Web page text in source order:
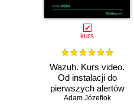
kurs
Wazuh. Kurs video.
Od instalacji do
pierwszych alertów
Adam Józefiok